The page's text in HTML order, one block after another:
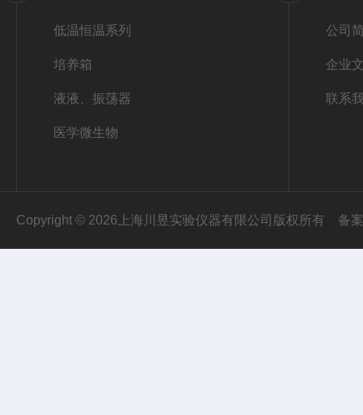
低温恒温系列
培养箱
液液、振荡器
医学微生物
公司
企业
联系
Copyright © 2026上海川昱实验仪器有限公司版权所有 备